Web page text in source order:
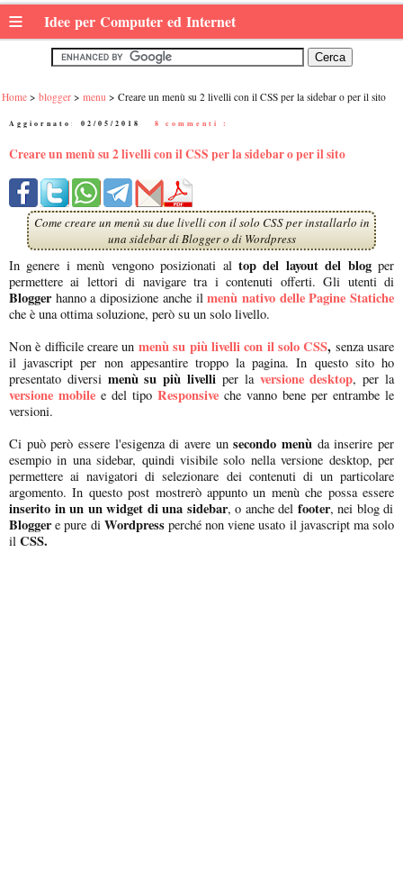
≡ Idee per Computer ed Internet
Home blogger menu Creare un menù su 2 livelli con il CSS per la sidebar o per il sito
Aggiornato: 02/05/2018 8 commenti :
Creare un menù su 2 livelli con il CSS per la sidebar o per il sito
Come creare un menù su due livelli con il solo CSS per installarlo in
una sidebar di Blogger o di Wordpress
In genere i menù vengono posizionati al top del layout del blogper
permettere ai lettori di navigare tra i contenuti offerti. Gli utenti di
Blogger hanno a diposizione anche ilmenù nativo delle Pagine Statiche
che è una ottima soluzione, però su un solo livello.
Non è difficile creare un menù su più livelli con il solo CSS, senza usare
il javascript per non appesantire troppo la pagina. In questo sito ho
presentato diversi menù su più livelli per la versione desktop, per la
versione mobile e del tipo Responsive che vanno bene per entrambe le
versioni.
Ci può però essere l'esigenza di avere unsecondo menù da inserire per
esempio in una sidebar, quindi visibile solo nella versione desktop, per
permettere ai navigatori di selezionare dei contenuti di un particolare
argomento. In questo post mostrerò appunto un menù che possa essere
inserito in un un widget di una sidebar, o anche del footer, nei blog di
Bloggere pure diWordpressperché non viene usato il javascript ma solo
il CSS.